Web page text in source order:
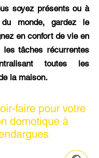
soyez présents ou à
monde, gardez le
en confort de vie en
les tâches récurrentes
toutes les
la maison.
faire pour votre
domotique à